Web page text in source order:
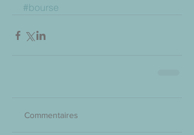
#bourse
Commentaires